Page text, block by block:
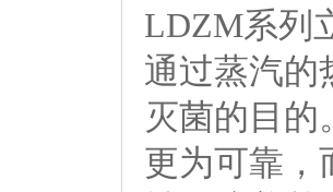
LDZM系列
通过蒸汽的
灭菌的目
更为可靠，